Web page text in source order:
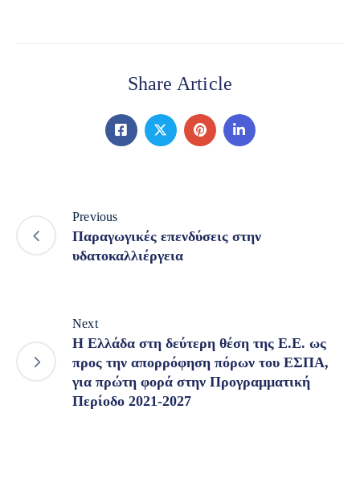
Share Article
Previous
Παραγωγικές επενδύσεις στην
υδατοκαλλιέργεια
Next
Η Ελλάδα στη δεύτερη θέση της Ε.Ε. ως
προς την απορρόφηση πόρων του ΕΣΠΑ,
για πρώτη φορά στην Προγραμματική
Περίοδο 2021-2027